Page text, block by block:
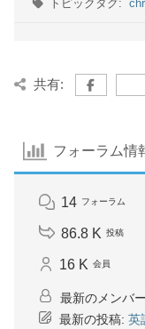
トピックタグ:
共有:
フォーラム情
14 フォーラム
86.8 K 投稿
16 K 会員
最新のメンバ
最新の投稿: 英